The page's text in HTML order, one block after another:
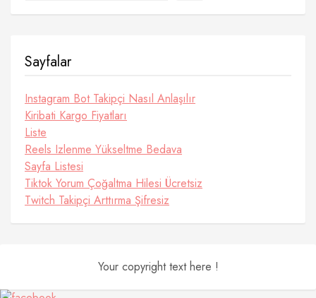
Sayfalar
Instagram Bot Takipçi Nasıl Anlaşılır
Kiribati Kargo Fiyatları
Liste
Reels Izlenme Yükseltme Bedava
Sayfa Listesi
Tiktok Yorum Çoğaltma Hilesi Ücretsiz
Twitch Takipçi Arttırma Şifresiz
Your copyright text here !